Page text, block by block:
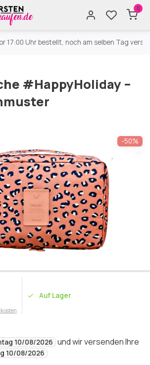
0
17:00 Uhr bestellt, noch am selben Tag
#HappyHoliday –
-50%
Auf Lager
10/08/2026 und wir versenden Ihre
10/08/2026